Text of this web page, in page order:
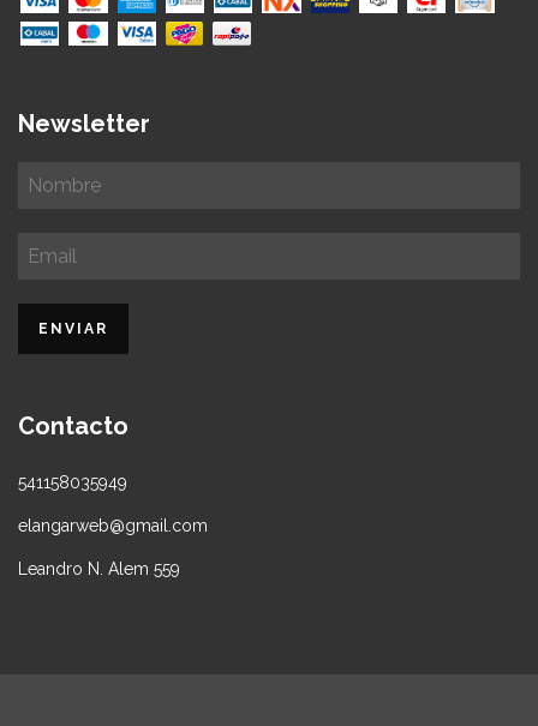
Newsletter
Contacto
541158035949
elangarweb@gmail.com
Leandro N. Alem 559